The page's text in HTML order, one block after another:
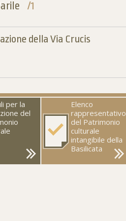
/1
della Via Crucis
per la
del
Elenco
rappresentativo
del Patrimonio
culturale
intangibile della
Basilicata